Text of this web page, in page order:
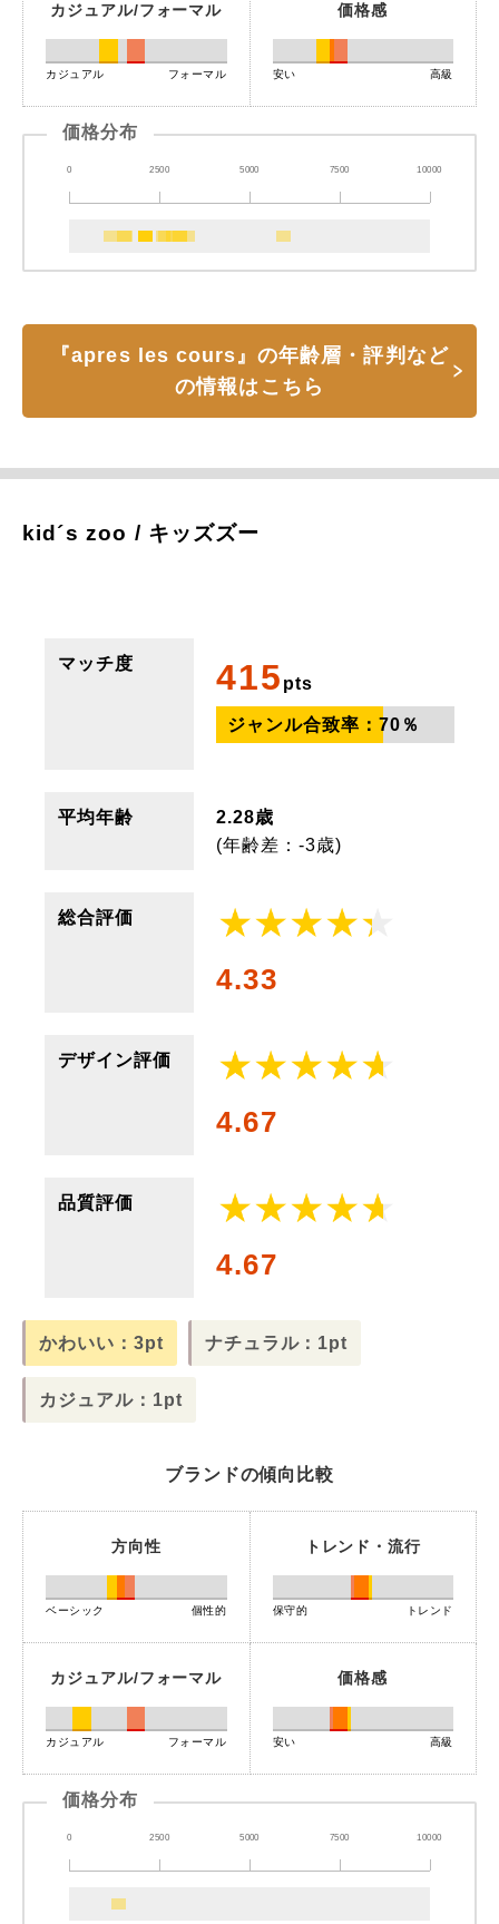
カジュアル/フォーマル
カジュアル フォーマル
価格感
安い 高級
価格分布
0 2500 5000 7500 10000
『apres les cours』の年齢層・評判など
の情報はこちら
kid´s zoo / キッズズー
マッチ度 415 pts
ジャンル合致率：70 ％
平均年齢
2.28歳
(年齢差：-3歳)
総合評価
4.33
デザイン評価
4.67
品質評価
4.67
かわいい：3pt ナチュラル：1pt
カジュアル：1pt
ブランドの傾向比較
方向性
ベーシック 個性的
トレンド・流行
保守的 トレンド
カジュアル/フォーマル
カジュアル フォーマル
価格感
安い 高級
価格分布
0 2500 5000 7500 10000